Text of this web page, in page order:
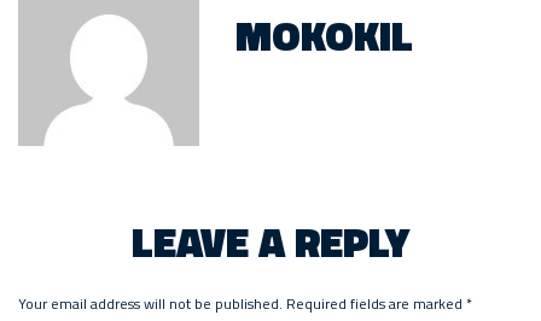
MOKOKIL
LEAVE A REPLY
Your email address will not be published. Required fields are marked *